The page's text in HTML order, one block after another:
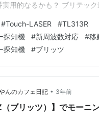
実用的なるかも？ ブリテッ
新周波数対応レーザー＆
信設定機能・フルオート機
知機のスタンダードモデル
波数 警報テスト BLITZ
#Touch-LASER #TL313R
探知機 #新周波数対応 #移
探知機 #ブリッツ
んのカフェ日記 • 3年前
（ブリッツ）】でモーニ